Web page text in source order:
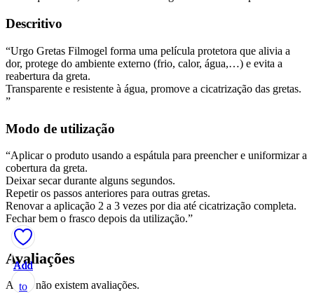
Descritivo
“Urgo Gretas Filmogel forma uma película protetora que alivia a
dor, protege do ambiente externo (frio, calor, água,…) e evita a
reabertura da greta.
Transparente e resistente à água, promove a cicatrização das gretas.
”
Modo de utilização
“Aplicar o produto usando a espátula para preencher e uniformizar a
cobertura da greta.
Deixar secar durante alguns segundos.
Repetir os passos anteriores para outras gretas.
Renovar a aplicação 2 a 3 vezes por dia até cicatrização completa.
Fechar bem o frasco depois da utilização.”
Avaliações
Ainda não existem avaliações.
Add
to
Add
to
Add
to
Add
to
Add
to